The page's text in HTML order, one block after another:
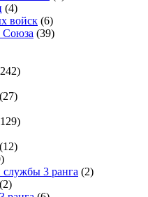
(4)
войск (6)
Союза (39)
(27)
(12)
службы 3 ранга (2)
(2)